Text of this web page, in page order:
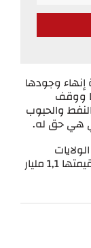
إنهاء وجودها
ووقف
والحبوب
هي حق له.
المتحدة الأمريكية عن صفقة أسلحة جديدة قيمتها 1,1 مليار